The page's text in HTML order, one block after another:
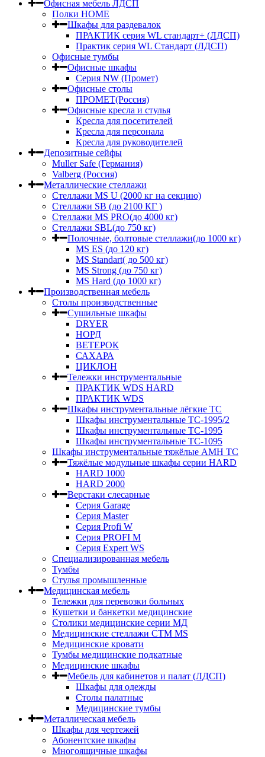
Офисная мебель ЛДСП
Полки HOME
Шкафы для раздевалок
ПРАКТИК серия WL стандарт+ (ЛДСП)
Практик серия WL Стандарт (ЛДСП)
Офисные тумбы
Офисные шкафы
Серия NW (Промет)
Офисные столы
ПРОМЕТ(Россия)
Офисные кресла и стулья
Кресла для посетителей
Кресла для персонала
Кресла для руководителей
Депозитные сейфы
Muller Safe (Германия)
Valberg (Россия)
Металлические стеллажи
Стеллажи MS U (2000 кг на секцию)
Стеллажи SB (до 2100 КГ )
Стеллажи MS PRO(до 4000 кг)
Стеллажи SBL(до 750 кг)
Полочные, болтовые стеллажи(до 1000 кг)
MS ES (до 120 кг)
MS Standart( до 500 кг)
MS Strong (до 750 кг)
MS Hard (до 1000 кг)
Производственная мебель
Столы производственные
Сушильные шкафы
DRYER
НОРД
ВЕТЕРОК
САХАРА
ЦИКЛОН
Тележки инструментальные
ПРАКТИК WDS HARD
ПРАКТИК WDS
Шкафы инструментальные лёгкие ТС
Шкафы инструментальные ТС-1995/2
Шкафы инструментальные TC-1995
Шкафы инструментальные TC-1095
Шкафы инструментальные тяжёлые AMH TC
Тяжёлые модульные шкафы серии HARD
HARD 1000
HARD 2000
Верстаки слесарные
Серия Garage
Серия Master
Серия Profi W
Серия PROFI M
Серия Expert WS
Специализированная мебель
Тумбы
Стулья промышленные
Медицинская мебель
Тележки для перевозки больных
Кушетки и банкетки медицинские
Столики медицинские серии МД
Медицинские стеллажи СТМ MS
Медицинские кровати
Тумбы медицинские подкатные
Медицинские шкафы
Мебель для кабинетов и палат (ЛДСП)
Шкафы для одежды
Столы палатные
Медицинские тумбы
Металлическая мебель
Шкафы для чертежей
Абонентские шкафы
Многоящичные шкафы